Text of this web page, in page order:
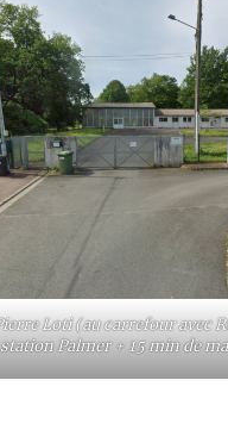
Loti (au carrefour avec
Palmer + 15 min de